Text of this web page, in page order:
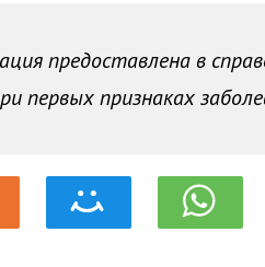
предоставлена в
первых признаках